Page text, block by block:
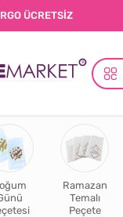
ÜCRETSİZ
Ramazan
Temalı
Peçete